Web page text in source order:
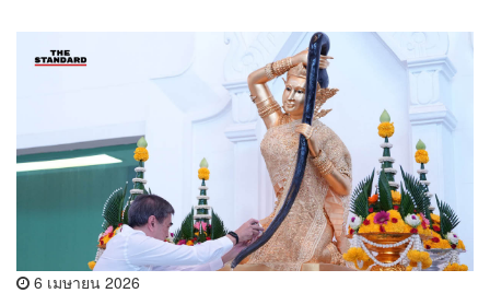
6 เมษายน 2026